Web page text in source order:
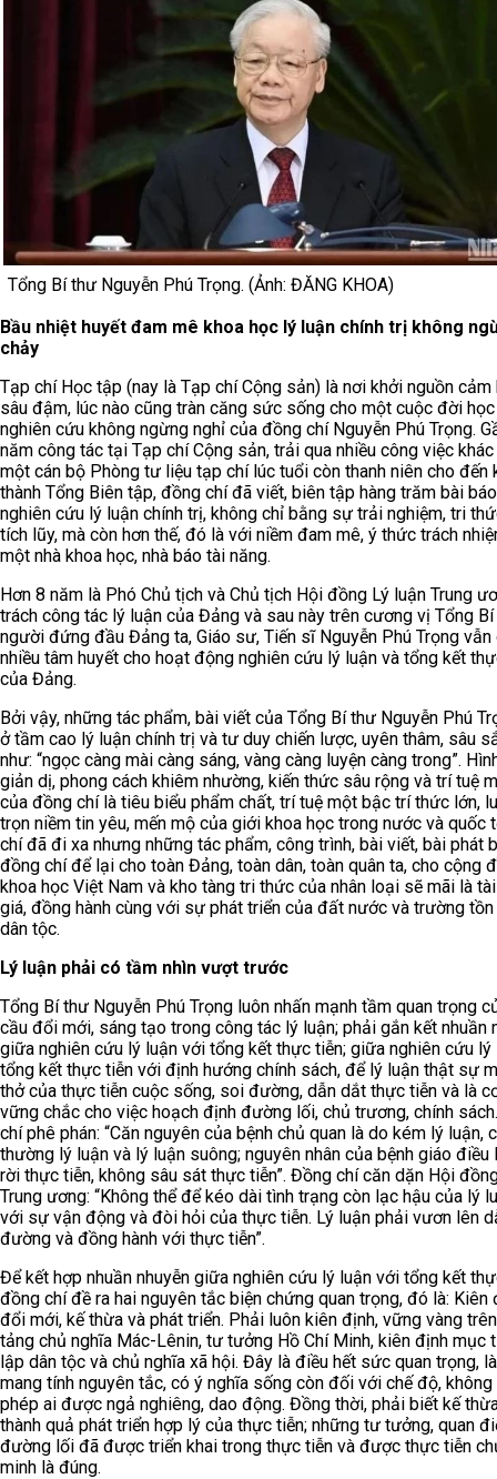
Tổng Bí thư Nguyễn Phú Trọng. (Ảnh: ĐĂNG KHOA)
Bầu nhiệt huyết đam mê khoa học lý luận chính trị không
chảy
Tạp chí Học tập (nay là Tạp chí Cộng sản) là nơi khởi nguồn cảm
sâu đậm, lúc nào cũng tràn căng sức sống cho một cuộc đời
nghiên cứu không ngừng nghỉ của đồng chí Nguyễn Phú Trọng.
năm công tác tại Tạp chí Cộng sản, trải qua nhiều công việc khác
một cán bộ Phòng tư liệu tạp chí lúc tuổi còn thanh niên cho đến
thành Tổng Biên tập, đồng chí đã viết, biên tập hàng trăm bài
nghiên cứu lý luận chính trị, không chỉ bằng sự trải nghiệm, tri
tích lũy, mà còn hơn thế, đó là với niềm đam mê, ý thức trách
một nhà khoa học, nhà báo tài năng.
Hơn 8 năm là Phó Chủ tịch và Chủ tịch Hội đồng Lý luận Trung
trách công tác lý luận của Đảng và sau này trên cương vị Tổng
người đứng đầu Đảng ta, Giáo sư, Tiến sĩ Nguyễn Phú Trọng vẫn
nhiều tâm huyết cho hoạt động nghiên cứu lý luận và tổng kết
của Đảng.
Bởi vậy, những tác phẩm, bài viết của Tổng Bí thư Nguyễn Phú
ở tầm cao lý luận chính trị và tư duy chiến lược, uyên thâm, sâu
như: “ngọc càng mài càng sáng, vàng càng luyện càng trong”.
giản dị, phong cách khiêm nhường, kiến thức sâu rộng và trí tuệ
của đồng chí là tiêu biểu phẩm chất, trí tuệ một bậc trí thức lớn,
trọn niềm tin yêu, mến mộ của giới khoa học trong nước và quốc
chí đã đi xa nhưng những tác phẩm, công trình, bài viết, bài phát
đồng chí để lại cho toàn Đảng, toàn dân, toàn quân ta, cho cộng
khoa học Việt Nam và kho tàng tri thức của nhân loại sẽ mãi là
giá, đồng hành cùng với sự phát triển của đất nước và trường tồn
dân tộc.
Lý luận phải có tầm nhìn vượt trước
Tổng Bí thư Nguyễn Phú Trọng luôn nhấn mạnh tầm quan trọng
cầu đổi mới, sáng tạo trong công tác lý luận; phải gắn kết nhuần
giữa nghiên cứu lý luận với tổng kết thực tiễn; giữa nghiên cứu lý
tổng kết thực tiễn với định hướng chính sách, để lý luận thật sự
thở của thực tiễn cuộc sống, soi đường, dẫn dắt thực tiễn và là
vững chắc cho việc hoạch định đường lối, chủ trương, chính
chí phê phán: “Căn nguyên của bệnh chủ quan là do kém lý luận,
thường lý luận và lý luận suông; nguyên nhân của bệnh giáo điều
rời thực tiễn, không sâu sát thực tiễn”. Đồng chí căn dặn Hội
Trung ương: “Không thể để kéo dài tình trạng còn lạc hậu của lý
với sự vận động và đòi hỏi của thực tiễn. Lý luận phải vươn lên
đường và đồng hành với thực tiễn”.
Để kết hợp nhuần nhuyễn giữa nghiên cứu lý luận với tổng kết
đồng chí đề ra hai nguyên tắc biện chứng quan trọng, đó là: Kiên
đổi mới, kế thừa và phát triển. Phải luôn kiên định, vững vàng
tảng chủ nghĩa Mác-Lênin, tư tưởng Hồ Chí Minh, kiên định mục
lập dân tộc và chủ nghĩa xã hội. Đây là điều hết sức quan trọng,
mang tính nguyên tắc, có ý nghĩa sống còn đối với chế độ, không
phép ai được ngả nghiêng, dao động. Đồng thời, phải biết kế
thành quả phát triển hợp lý của thực tiễn; những tư tưởng, quan
đường lối đã được triển khai trong thực tiễn và được thực tiễn
minh là đúng.